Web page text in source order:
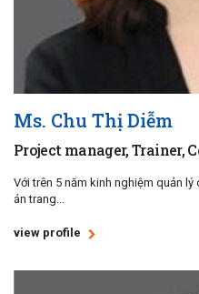
Ms. Chu Thị Diễm
Project manager, Trainer,
Với trên 5 năm kinh nghiệm quản
án trang...
view profile